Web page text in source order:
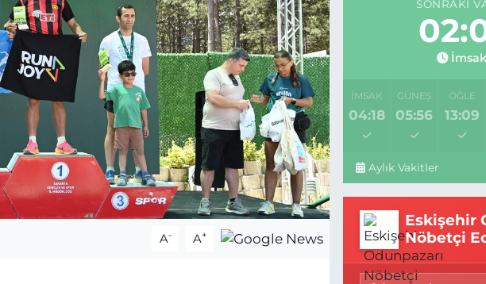
A- A+
SONRAKI
İMSAK
04:18
GÜNEŞ
05:56
ÖĞLE
13:09
Aylık Vakitler
Eskişehir
Nöbetçi